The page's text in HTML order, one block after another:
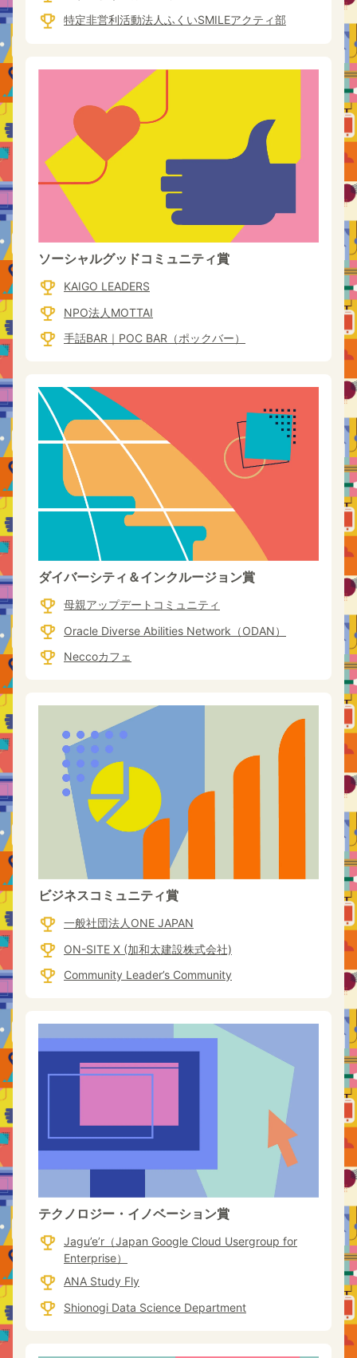
特定非営利活動法人ふくいSMILEアクティ部
ソーシャルグッドコミュニティ賞
KAIGO LEADERS
NPO法人MOTTAI
手話BAR｜POC BAR（ポックバー）
ダイバーシティ＆インクルージョン賞
母親アップデートコミュニティ
Oracle Diverse Abilities Network（ODAN）
Neccoカフェ
ビジネスコミュニティ賞
一般社団法人ONE JAPAN
ON-SITE X (加和太建設株式会社)
Community Leader’s Community
テクノロジー・イノベーション賞
Jagu’e’r（Japan Google Cloud Usergroup for
Enterprise）
ANA Study Fly
Shionogi Data Science Department